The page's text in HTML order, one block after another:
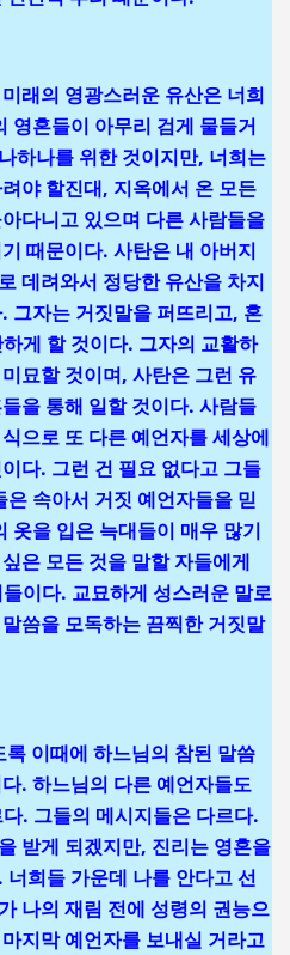
래의 영광스러운 유산은 너희
영혼들이 아무리 검게 물들거
하나를 위한 것이지만, 너희는
야 할진대, 지옥에서 온 모든
다니고 있으며 다른 사람들을
때문이다. 사탄은 내 아버지
데려와서 정당한 유산을 차지
그자는 거짓말을 퍼뜨리고, 혼
게 할 것이다. 그자의 교활하
묘할 것이며, 사탄은 그런 유
을 통해 일할 것이다. 사람들
으로 또 다른 예언자를 세상에
다. 그런 건 필요 없다고 그들
속아서 거짓 예언자들을 믿
옷을 입은 늑대들이 매우 많기
은 모든 것을 말할 자들에게
이다. 교묘하게 성스러운 말로
씀을 모독하는 끔찍한 거짓말
이때에 하느님의 참된 말씀
. 하느님의 다른 예언자들도
. 그들의 메시지들은 다르다.
받게 되겠지만, 진리는 영혼을
희들 가운데 나를 안다고 선
나의 재림 전에 성령의 권능으
지막 예언자를 보내실 거라고